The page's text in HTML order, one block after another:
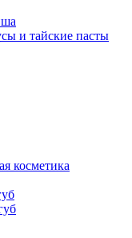
и тайские пасты
косметика